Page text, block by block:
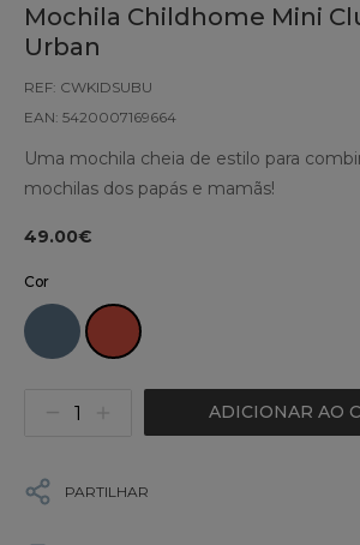
Mochila Childhome Mini
Urban
REF: CWKIDSUBU
EAN: 5420007169664
Uma mochila cheia de estilo para
mochilas dos papás e mamãs!
49.00€
Cor
ADICIONAR AO
PARTILHAR